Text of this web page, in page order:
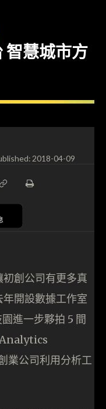
智慧城市方
2018-04-09
創公司有更多真
開設數據工作室
進一步夥拍 5 間
Analytics
業公司利用分析工